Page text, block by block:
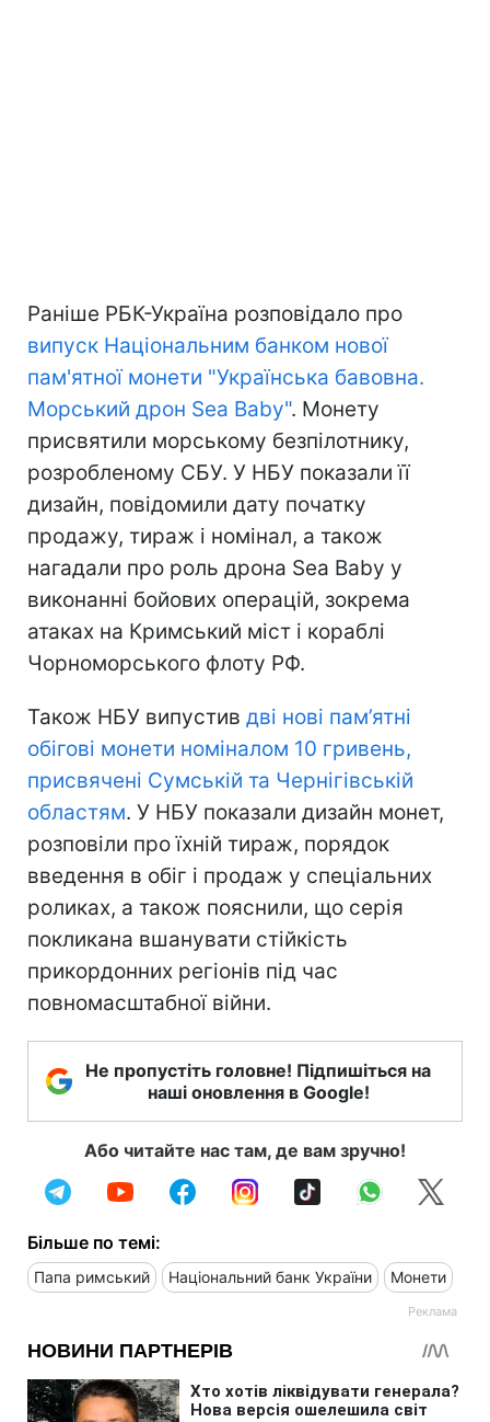
Раніше РБК-Україна розповідало про
випуск Національним банком нової
пам'ятної монети "Українська бавовна.
Морський дрон Sea Baby". Монету
присвятили морському безпілотнику,
розробленому СБУ. У НБУ показали її
дизайн, повідомили дату початку
продажу, тираж і номінал, а також
нагадали про роль дрона Sea Baby у
виконанні бойових операцій, зокрема
атаках на Кримський міст і кораблі
Чорноморського флоту РФ.
Також НБУ випустив дві нові пам’ятні
обігові монети номіналом 10 гривень,
присвячені Сумській та Чернігівській
областям. У НБУ показали дизайн монет,
розповіли про їхній тираж, порядок
введення в обіг і продаж у спеціальних
роликах, а також пояснили, що серія
покликана вшанувати стійкість
прикордонних регіонів під час
повномасштабної війни.
Не пропустіть головне! Підпишіться на
наші оновлення в Google!
Або читайте нас там, де вам зручно!
Більше по темі:
Папа римський Національний банк України Монети